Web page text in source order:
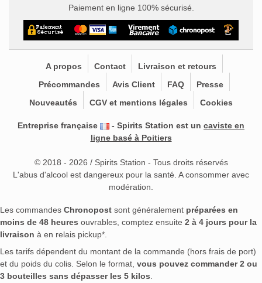
Paiement en ligne 100% sécurisé.
A propos Contact
Livraison et retours
Précommandes
Avis Client FAQ
Presse
Nouveautés
CGV et mentions légales Cookies
Entreprise française - Spirits Station est un caviste en
ligne basé à Poitiers
© 2018 - 2026 / Spirits Station - Tous droits réservés
L'abus d'alcool est dangereux pour la santé. A consommer avec
modération.
Les commandes Chronopost sont généralement préparées en
moins de 48 heures ouvrables, comptez ensuite 2 à 4 jours pour la
livraison à en relais pickup*.
Les tarifs dépendent du montant de la commande (hors frais de port)
et du poids du colis. Selon le format, vous pouvez commander 2 ou
3 bouteilles sans dépasser les 5 kilos